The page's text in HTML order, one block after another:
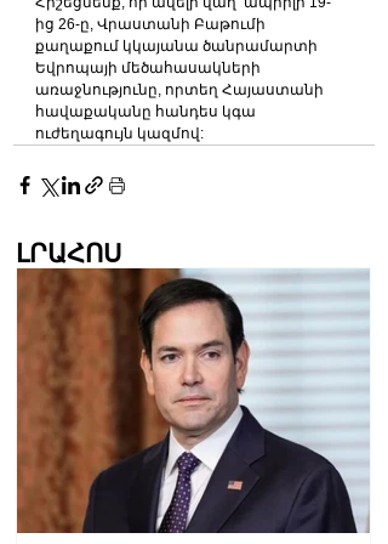
ից 26-ը, Վրաստանի Բաթումի
քաղաքում կկայանա ծանրամարտի
Եվրոպայի մեծահասակների
առաջնությունը, որտեղ Հայաստանի
հավաքականը հանդես կգա
ուժեղագույն կազմով:
ԼՐԱՀՈՍ